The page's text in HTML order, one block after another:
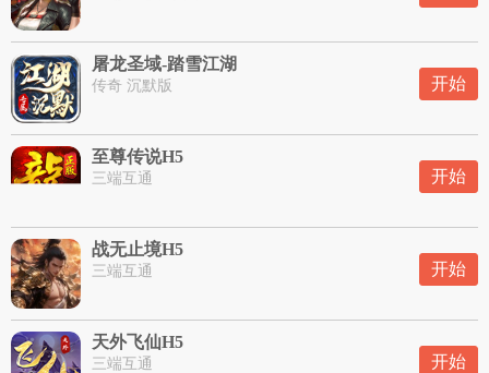
屠龙圣域-踏雪江湖
传奇 沉默版 开始
至尊传说H5
三端互通 开始
战无止境H5
三端互通 开始
天外飞仙H5
三端互通 开始